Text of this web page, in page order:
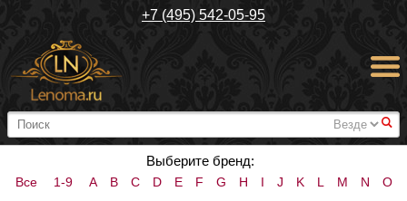
+7 (495) 542-05-95
#
Выберите бренд:
Все 1-9 A B C D E F G H I J K L M N
O